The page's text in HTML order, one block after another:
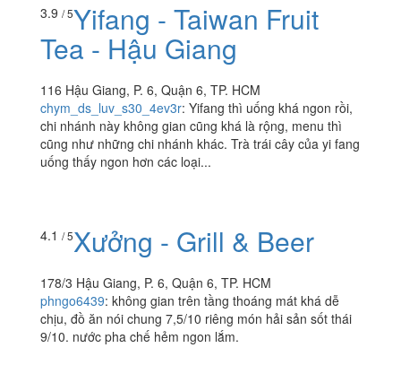
3.9 / 5Yifang - Taiwan Fruit
Tea - Hậu Giang
116 Hậu Giang, P. 6, Quận 6, TP. HCM
chym_ds_luv_s30_4ev3r: Yifang thì uống khá ngon rồi,
chi nhánh này không gian cũng khá là rộng, menu thì
cũng như những chi nhánh khác. Trà trái cây của yi fang
uống thấy ngon hơn các loại...
4.1 / 5Xưởng - Grill & Beer
178/3 Hậu Giang, P. 6, Quận 6, TP. HCM
phngo6439: không gian trên tầng thoáng mát khá dễ
chịu, đồ ăn nói chung 7,5/10 riêng món hải sản sốt thái
9/10. nước pha chế hẻm ngon lắm.